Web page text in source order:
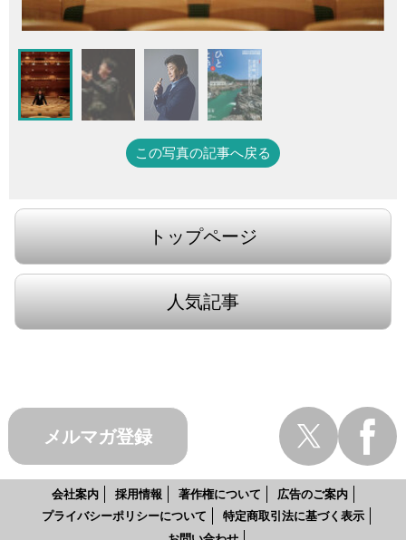
この写真の記事へ戻る
トップページ
人気記事
メルマガ登録
会社案内 採用情報 著作権について
広告のご案内
プライバシーポリシーについて
特定商取引法に基づく表示